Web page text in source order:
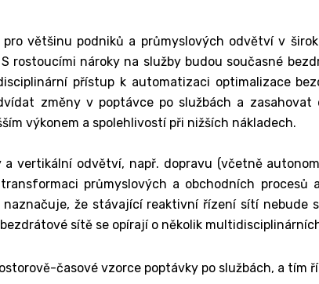
většinu podniků a průmyslových odvětví v
rostoucími nároky na služby budou současné
přístup k automatizaci optimalizace
změny v poptávce po službách a
výkonem a spolehlivostí při nižších nákladech.
vertikální odvětví, např. dopravu (včetně
průmyslových a obchodních procesů
že stávající reaktivní řízení sítí
sítě se opírají o několik
časové vzorce poptávky po službách, a